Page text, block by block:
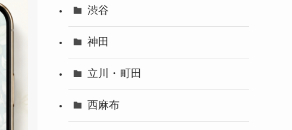
渋谷
神田
立川・町田
西麻布